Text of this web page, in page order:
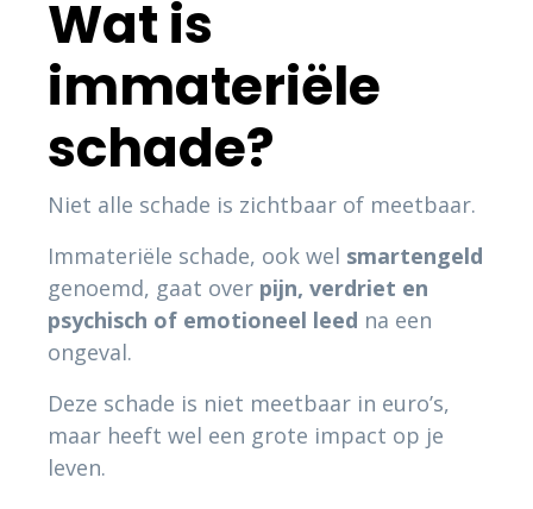
Wat is
immateriële
schade?
Niet alle schade is zichtbaar of meetbaar.
Immateriële schade, ook wel smartengeld
genoemd, gaat over pijn, verdriet en
psychisch of emotioneel leed na een
ongeval.
Deze schade is niet meetbaar in euro’s,
maar heeft wel een grote impact op je
leven.